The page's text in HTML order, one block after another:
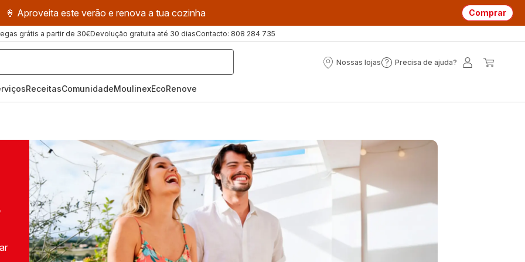
🍦 Aproveita este verão e renova a tua cozinha Comprar
grátis a partir de 30€Devolução gratuita até 30 diasContacto: 808 284 735
Nossas lojas
Nossas
Precisa de ajuda?
Precisa
ReceitasComunidadeMoulinexEcoRenove